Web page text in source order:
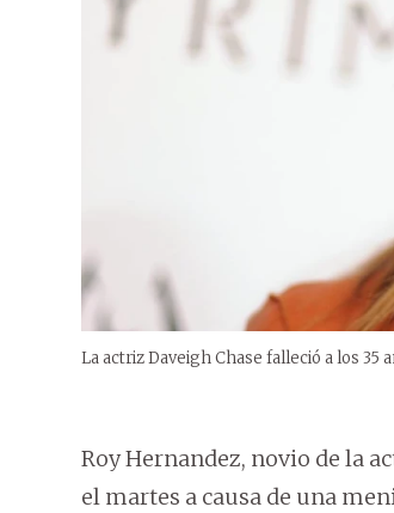
La actriz Daveigh Chase falleció a los 35
Roy Hernandez, novio de la
el martes a causa de una